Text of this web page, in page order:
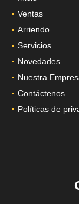
Inicio
Ventas
Arriendo
Servicios
Novedades
Nuestra Empresa
Contáctenos